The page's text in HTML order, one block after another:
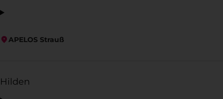
APELOS Strauß
Hilden